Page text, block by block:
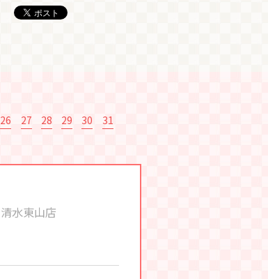
26 27 28 29 30 31
清水東山店